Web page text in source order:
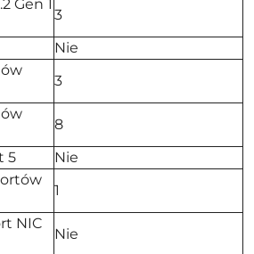
Gen 1
3
Nie
3
8
5
Nie
1
NIC
Nie